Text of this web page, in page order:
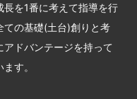
を1番に考えて指導を行
ての基礎(土台)創りと考
ドバンテージを持って
す。